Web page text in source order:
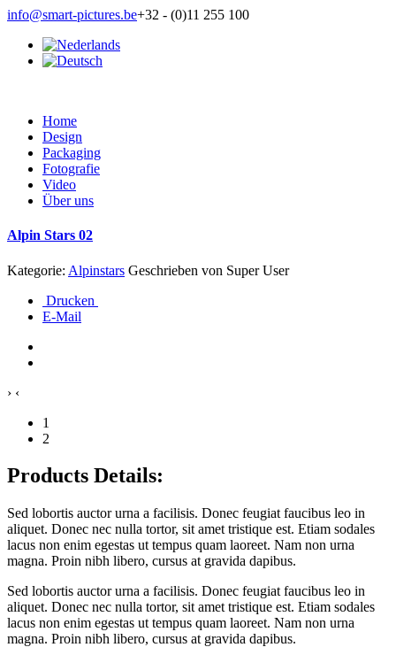
info@smart-pictures.be+32 - (0)11 255 100
Home
Design
Packaging
Fotografie
Video
Über uns
Alpin Stars 02
Kategorie: Alpinstars Geschrieben von Super User
Drucken
E-Mail
› ‹
1
2
Products Details:
Sed lobortis auctor urna a facilisis. Donec feugiat faucibus leo in
aliquet. Donec nec nulla tortor, sit amet tristique est. Etiam sodales
lacus non enim egestas ut tempus quam laoreet. Nam non urna
magna. Proin nibh libero, cursus at gravida dapibus.
Sed lobortis auctor urna a facilisis. Donec feugiat faucibus leo in
aliquet. Donec nec nulla tortor, sit amet tristique est. Etiam sodales
lacus non enim egestas ut tempus quam laoreet. Nam non urna
magna. Proin nibh libero, cursus at gravida dapibus.